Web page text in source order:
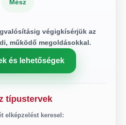
Mész
végigkísérjük az
működő megoldásokkal.
és lehetőségek
típustervek
elképzelést keresel: